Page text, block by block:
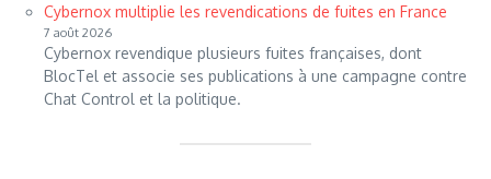
Cybernox multiplie les revendications de fuites en France
7 août 2026
Cybernox revendique plusieurs fuites françaises, dont
BlocTel et associe ses publications à une campagne contre
Chat Control et la politique.